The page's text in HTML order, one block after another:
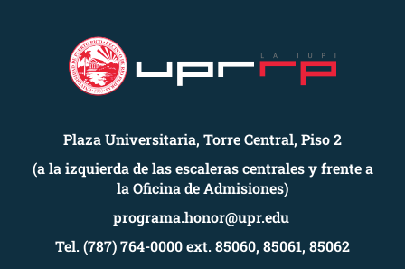
Plaza Universitaria, Torre Central, Piso 2
(a la izquierda de las escaleras centrales y frente a
la Oficina de Admisiones)
programa.honor@upr.edu
Tel. (787) 764-0000 ext. 85060, 85061, 85062